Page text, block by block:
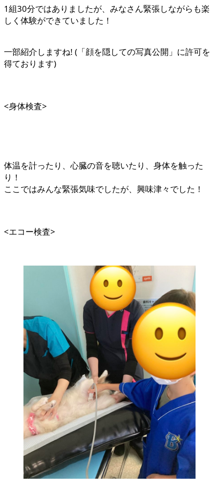
1組30分ではありましたが、みなさん緊張しながらも楽
しく体験ができていました！
一部紹介しますね! (「顔を隠しての写真公開」に許可を
得ております)
<身体検査>
体温を計ったり、心臓の音を聴いたり、身体を触った
り！
ここではみんな緊張気味でしたが、興味津々でした！
<エコー検査>